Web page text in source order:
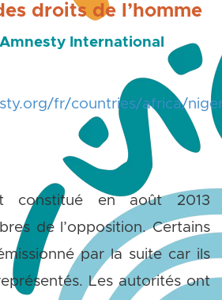
droits de l’homme
International
fr/countries/africa/
constitué en août 2013
de l’opposition. Certains
par la suite car ils
Les autorités ont